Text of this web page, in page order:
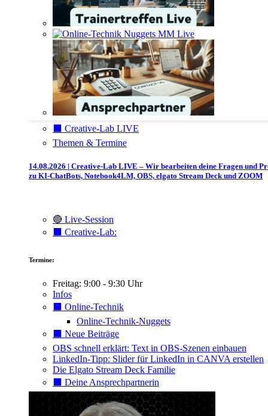
⬛️ Creative-Lab LIVE
Themen & Termine
14.08.2026 | Creative-Lab LIVE – Wir bearbeiten deine Fragen und
zu KI-ChatBots, Notebook4LM, OBS, elgato Stream Deck und ZOOM
🔴 Live-Session
⬛️ Creative-Lab:
Termine:
Freitag: 9:00 - 9:30 Uhr
Infos
⬛️ Online-Technik
Online-Technik-Nuggets
⬛️ Neue Beiträge
OBS schnell erklärt: Text in OBS-Szenen einbauen
LinkedIn-Tipp: Slider für LinkedIn in CANVA erstellen
Die Elgato Stream Deck Familie
⬛️ Deine Ansprechpartnerin